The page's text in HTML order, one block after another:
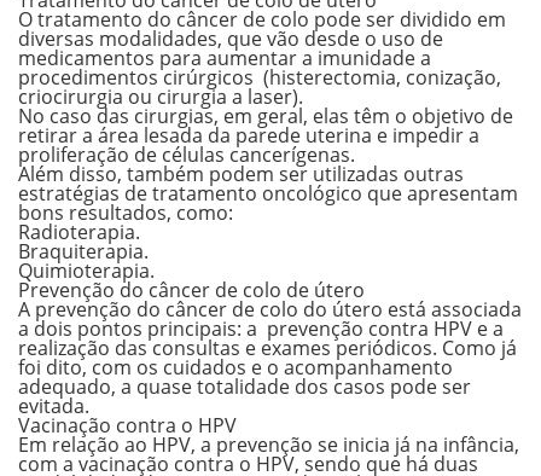
O tratamento do câncer de colo pode ser dividido em
diversas modalidades, que vão desde o uso de
medicamentos para aumentar a imunidadea
procedimentos cirúrgicos (histerectomia, conização,
criocirurgia ou cirurgia a laser).
No caso das cirurgias, em geral, elas têm o objetivo de
retirar a área lesada da parede uterina e impedir a
proliferação de células cancerígenas.
Além disso, também podem ser utilizadas outras
estratégias de tratamento oncológico que apresentam
bons resultados, como:
Radioterapia.
Braquiterapia.
Quimioterapia.
Prevenção do câncer de colo de útero
A prevenção do câncer de colo do útero está associada
a dois pontos principais: a prevenção contra HPV e a
realização das consultas e exames periódicos. Como já
foi dito, com os cuidados e o acompanhamento
adequado, a quase totalidade dos casos pode ser
evitada.
Vacinação contra o HPV
Em relação ao HPV, a prevenção se inicia já na infância,
com a vacinação contra o HPV, sendo que há duas